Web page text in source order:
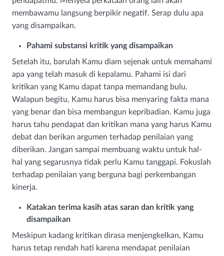
membawamu langsung berpikir negatif. Serap dulu apa
yang disampaikan.
Pahami substansi kritik yang disampaikan
Setelah itu, barulah Kamu diam sejenak untuk memahami
apa yang telah masuk di kepalamu. Pahami isi dari
kritikan yang Kamu dapat tanpa memandang bulu.
Walapun begitu, Kamu harus bisa menyaring fakta mana
yang benar dan bisa membangun kepribadian. Kamu juga
harus tahu pendapat dan kritikan mana yang harus Kamu
debat dan berikan argumen terhadap penilaian yang
diberikan. Jangan sampai membuang waktu untuk hal-
hal yang segarusnya tidak perlu Kamu tanggapi. Fokuslah
terhadap penilaian yang berguna bagi perkembangan
kinerja.
Katakan terima kasih atas saran dan kritik yang
disampaikan
Meskipun kadang kritikan dirasa menjengkelkan, Kamu
harus tetap rendah hati karena mendapat penilaian